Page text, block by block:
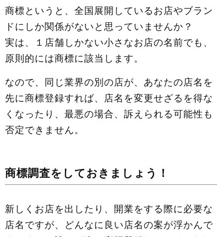
商標というと、全国展開しているお店やブラン
ドにしか関係がないと思っていませんか？
実は、１店舗しかない小さなお店の名前でも、
原則的には商標に該当します。
なので、同じ業界の別の店が、あなたの店名を
先に商標登録すれば、店名を変更せざるを得な
くなったり、最悪の場合、訴えられる可能性も
否定できません。
商標調査をしておきましょう！
新しくお店を出したり、開業をする際に必要な
店名ですが、どんなに良い店名の案が浮かんで